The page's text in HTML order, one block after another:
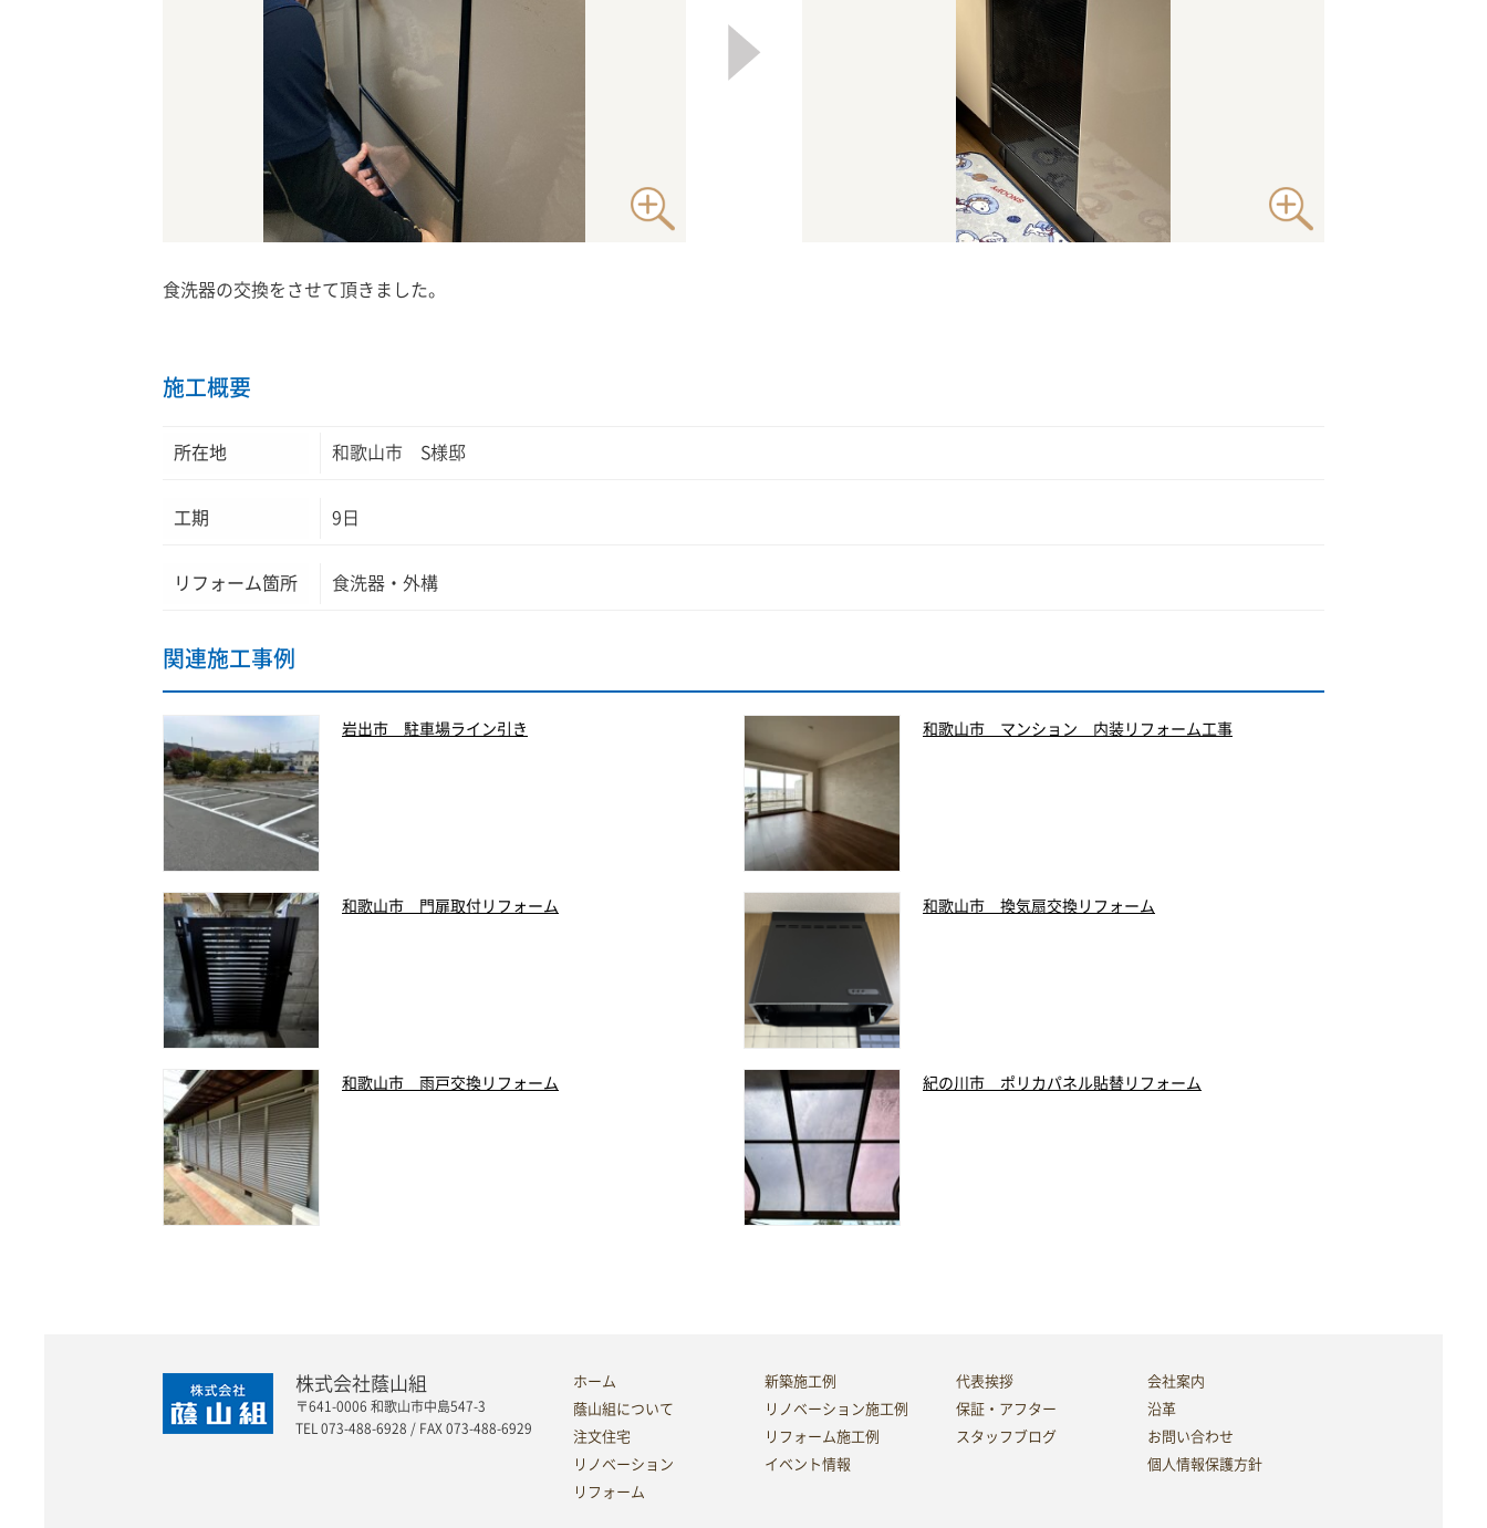
食洗器の交換をさせて頂きました。
施工概要
所在地 和歌山市 S様邸
工期 9日
リフォーム箇所 食洗器・外構
関連施工事例
岩出市 駐車場ライン引き 和歌山市 マンション 内装リフォーム工事
和歌山市 門扉取付リフォーム 和歌山市 換気扇交換リフォーム
和歌山市 雨戸交換リフォーム 紀の川市 ポリカパネル貼替リフォーム
ホーム
蔭山組について
注文住宅
リノベーション
リフォーム
新築施工例
リノベーション施工例
リフォーム施工例
イベント情報
代表挨拶
保証・アフター
スタッフブログ
会社案内
沿革
お問い合わせ
個人情報保護方針
株式会社蔭山組
〒641-0006 和歌山市中島547-3
TEL 073-488-6928 / FAX 073-488-6929